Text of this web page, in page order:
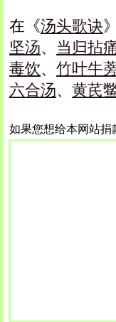
在《汤头歌诀
坚汤、 当归拈
毒饮、 竹叶牛
六合汤、 黄芪
如果您想给本网站捐